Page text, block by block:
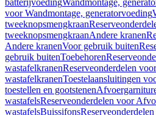
batterijvoedingWandmontage,
voor Wandmontage, generatorvoeding
tweeknopsmengkraan
tweeknopsmengkraanAndere kranen
Andere kranenVoor gebruik buiten
gebruik buitenToebehoren
wastafelkranenReserveonderdelen
wastafelkranenToestelaansluitingen
toestellen en gootstenen
wastafelsReserveonderdelen voor
wastafelsBuissifons